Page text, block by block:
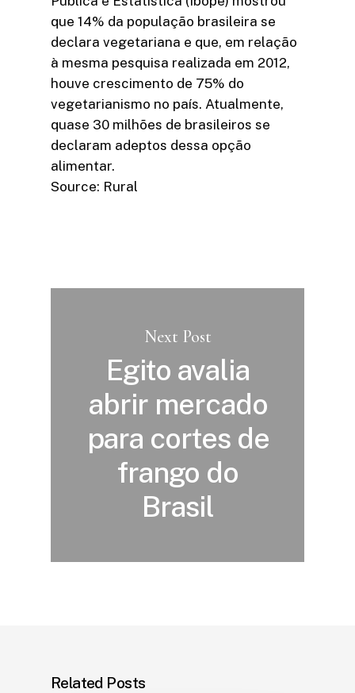
que 14% da população brasileira se
declara vegetariana e que, em relação
à mesma pesquisa realizada em 2012,
houve crescimento de 75% do
vegetarianismo no país. Atualmente,
quase 30 milhões de brasileiros se
declaram adeptos dessa opção
alimentar.
Source: Rural
Next Post
Egito avalia
abrir mercado
para cortes de
frango do
Brasil
Related Posts